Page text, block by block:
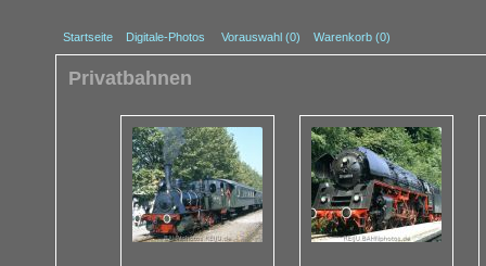
Startseite Digitale-Photos Vorauswahl (0) Warenkorb (0)
Privatbahnen